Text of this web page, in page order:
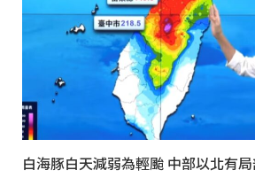
白海豚白天減弱為輕颱 中部以北有